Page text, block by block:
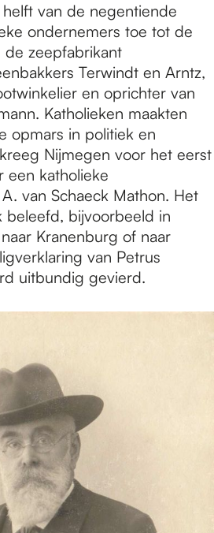
van de negentiende
ondernemers toe tot de
de zeepfabrikant
Terwindt en Arntz,
en oprichter van
Katholieken maakten
opmars in politiek en
Nijmegen voor het eerst
een katholieke
van Schaeck Mathon. Het
bijvoorbeeld in
Kranenburg of naar
van Petrus
uitbundig gevierd.